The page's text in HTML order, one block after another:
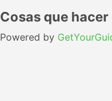
Cosas que
Powered by